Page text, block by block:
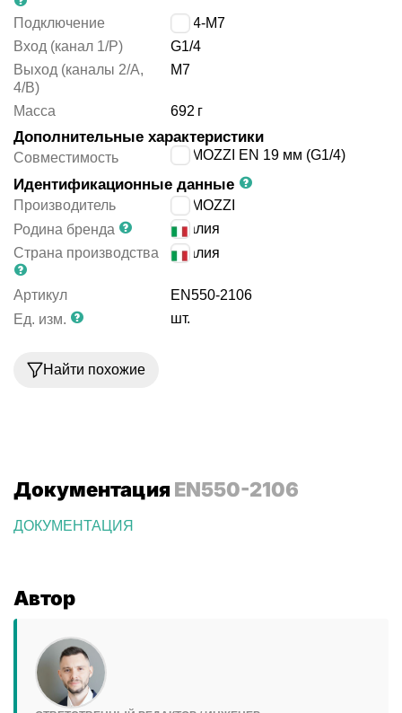
Подключение
G1/4-M7
Вход (канал 1/P)
G1/4
Выход (каналы 2/A,
4/B)
M7
Масса 692 г
Дополнительные характеристики
Совместимость CAMOZZI EN 19 мм (G1/4)
Идентификационные данные
Производитель
CAMOZZI
Родина бренда
Италия
Страна производства
Италия
Артикул
EN550-2106
Ед. изм.
шт.
Найти похожие
Документация EN550-2106
ДОКУМЕНТАЦИЯ
Автор